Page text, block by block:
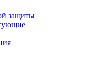
защиты